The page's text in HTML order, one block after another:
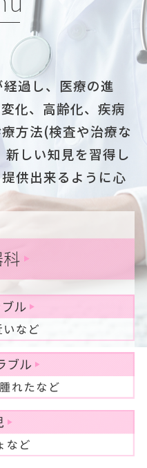
過し、医療の進
化、高齢化、疾病
方法(検査や治療な
新しい知見を習得し
供出来るように心